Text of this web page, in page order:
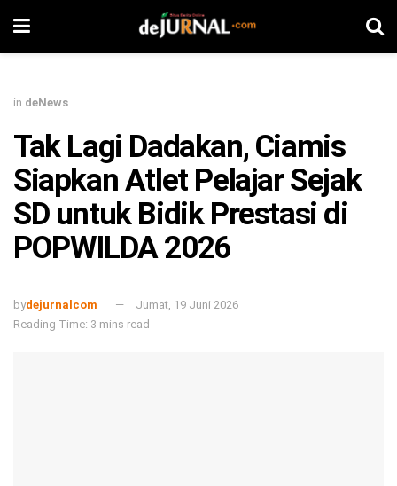
in deNews
Tak Lagi Dadakan, Ciamis
Siapkan Atlet Pelajar Sejak
SD untuk Bidik Prestasi di
POPWILDA 2026
bydejurnalcom
Jumat, 19 Juni 2026
Reading Time: 3 mins read